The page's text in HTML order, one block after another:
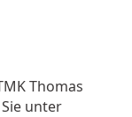
Thomas
unter